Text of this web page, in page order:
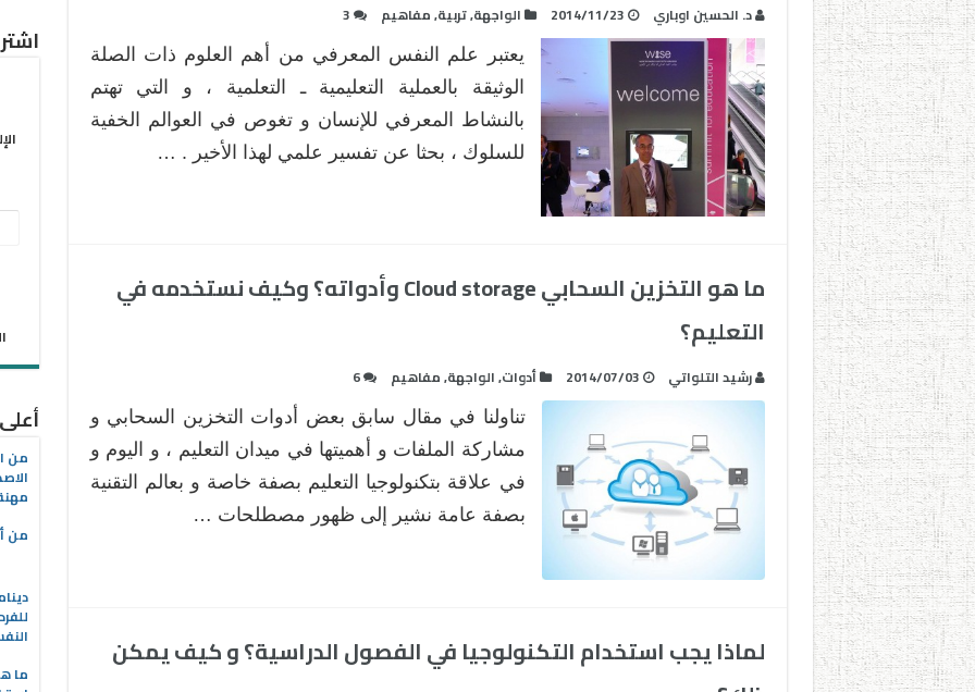
د. الحسين اوباري 2014/11/23 الواجهة,تربية,مفاهيم 3
يعتبر علم النفس المعرفي من أهم العلوم ذات الصلة
الوثيقة بالعملية التعليمية ـ التعلمية ، و التي تهتم
بالنشاط المعرفي للإنسان و تغوص في العوالم الخفية
للسلوك ، بحثا عن تفسير علمي لهذا الأخير . …
ما هو التخزين السحابي Cloud storage وأدواته؟ وكيف نستخدمه في
التعليم؟
رشيد التلواتي 2014/07/03 أدوات,الواجهة,مفاهيم 6
تناولنا في مقال سابق بعض أدوات التخزين السحابي و
مشاركة الملفات و أهميتها في ميدان التعليم ، و اليوم و
في علاقة بتكنولوجيا التعليم بصفة خاصة و بعالم التقنية
بصفة عامة نشير إلى ظهور مصطلحات …
لماذا يجب استخدام التكنولوجيا في الفصول الدراسية؟ و كيف يمكن
من
من
ما